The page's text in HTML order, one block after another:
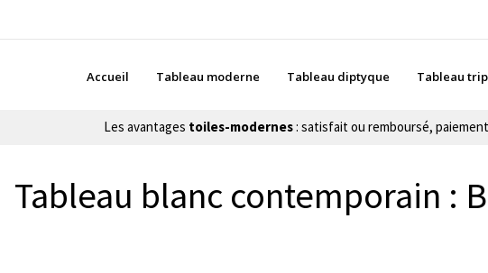
Accueil Tableau moderne Tableau diptyque Tableau
Les avantages toiles-modernes: satisfait ou remboursé,
Tableau blanc contemporain :